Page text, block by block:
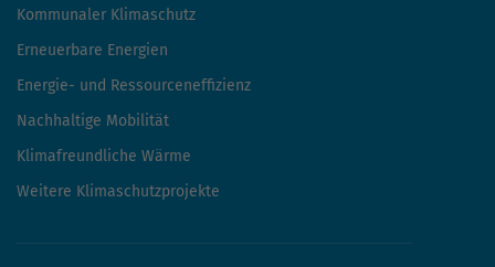
Kommunaler Klimaschutz
Erneuerbare Energien
Energie- und Ressourceneffizienz
Nachhaltige Mobilität
Klimafreundliche Wärme
Weitere Klimaschutzprojekte